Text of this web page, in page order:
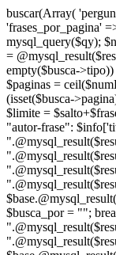
buscar(Array(
'frases_por_pagina'
mysql_query($qy);
=
empty($busca-
$paginas =
(isset($busca-
$limite =
"autor-frase":
$busca_por = "";